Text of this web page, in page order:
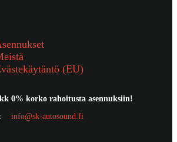
(EU)
0% korko rahoitusta asennuksiin!
info@sk-autosound.fi